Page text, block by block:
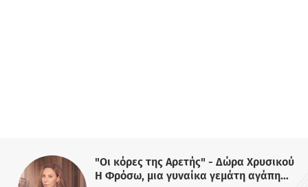
"Οι κόρες της Αρετής" - Δώρα Χρυσικού:
Η Φρόσω, μια γυναίκα γεμάτη αγάπη